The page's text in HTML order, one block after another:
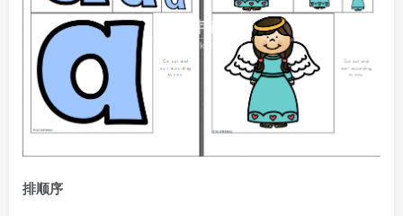
排顺序